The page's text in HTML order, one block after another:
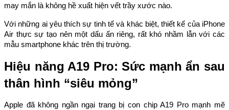
may mắn là không hề xuất hiện vết trầy xước nào.
Với những ai yêu thích sự tinh tế và khác biệt, thiết kế của iPhone
Air thực sự tạo nên một dấu ấn riêng, rất khó nhầm lẫn với các
mẫu smartphone khác trên thị trường.
Hiệu năng A19 Pro: Sức mạnh ẩn sau
thân hình “siêu mỏng”
Apple đã không ngần ngại trang bị con chip A19 Pro mạnh mẽ